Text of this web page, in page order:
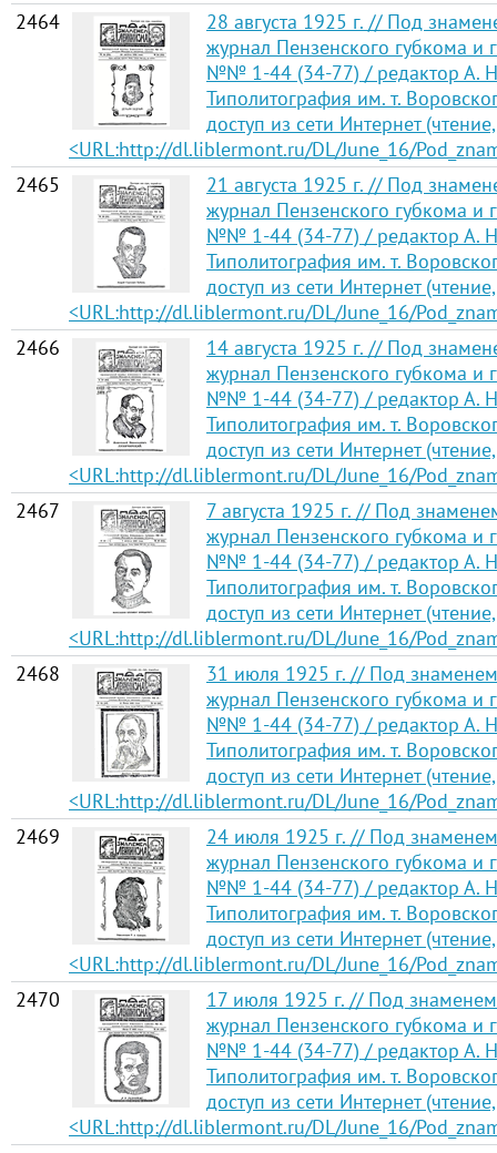
2464
28 августа 1925 г. // Под
журнал Пензенского губкома
№№ 1-44 (34-77) / редактор А.
Типолитография им. т.
доступ из сети Интернет
<URL:http://dl.liblermont.ru/DL/June_16/
2465
21 августа 1925 г. // Под
журнал Пензенского губкома
№№ 1-44 (34-77) / редактор А.
Типолитография им. т.
доступ из сети Интернет
<URL:http://dl.liblermont.ru/DL/June_16/
2466
14 августа 1925 г. // Под
журнал Пензенского губкома
№№ 1-44 (34-77) / редактор А.
Типолитография им. т.
доступ из сети Интернет
<URL:http://dl.liblermont.ru/DL/June_16/
2467
7 августа 1925 г. // Под
журнал Пензенского губкома
№№ 1-44 (34-77) / редактор А.
Типолитография им. т.
доступ из сети Интернет
<URL:http://dl.liblermont.ru/DL/June_16/
2468
31 июля 1925 г. // Под
журнал Пензенского губкома
№№ 1-44 (34-77) / редактор А.
Типолитография им. т.
доступ из сети Интернет
<URL:http://dl.liblermont.ru/DL/June_16/
2469
24 июля 1925 г. // Под
журнал Пензенского губкома
№№ 1-44 (34-77) / редактор А.
Типолитография им. т.
доступ из сети Интернет
<URL:http://dl.liblermont.ru/DL/June_16/
2470
17 июля 1925 г. // Под
журнал Пензенского губкома
№№ 1-44 (34-77) / редактор А.
Типолитография им. т.
доступ из сети Интернет
<URL:http://dl.liblermont.ru/DL/June_16/